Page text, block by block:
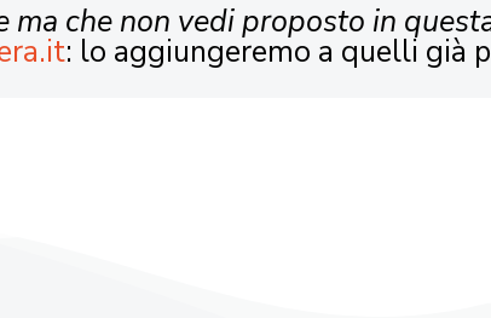
ma che non vedi proposto in
: lo aggiungeremo a quelli già